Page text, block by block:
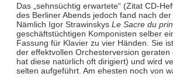
Das „sehnsüchtig erwartete“ (Zitat CD-
des Berliner Abends jedoch fand nach der
Nämlich Igor Strawinskys Le Sacre du
geschäftstüchtigen Komponisten selber
Fassung für Klavier zu vier Händen. Sie
der effektvollen Orchesterversion geraten
hat diese natürlich oft dirigiert) und wird
selten aufgeführt. Am ehesten noch von